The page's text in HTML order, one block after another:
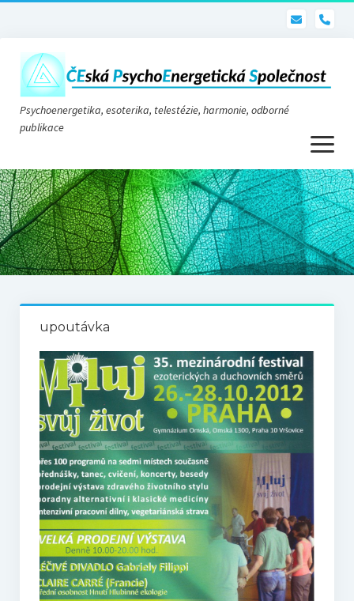
Psychoenergetika, esoterika, telestézie, harmonie, odborné
publikace
otevřít
menu
Psychoenergetika
O nás
O společnosti
Telestézie
O vodě ze studní
Proutkaření – historie
Telestézická prospekce
Kontakty
Kniha návštěv
Mapa – sídlo ČEPES
Kontakty
Seznam praktiků
upoutávka